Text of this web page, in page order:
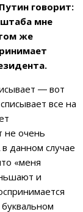
говорит:
мне
же
― вот
все на
не очень
данном случае
«меня
и